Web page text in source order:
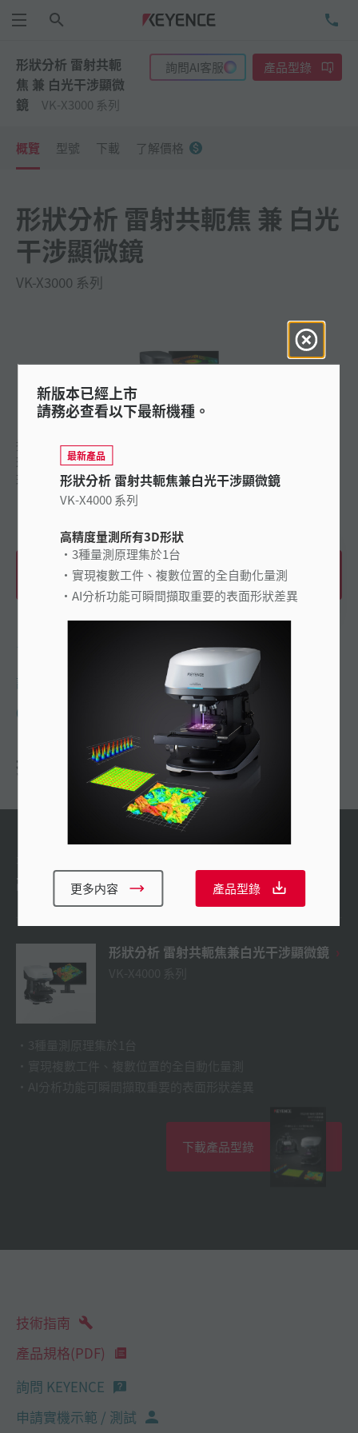
功能表
形狀分析 雷射共軛
焦 兼 白光干涉顯微
鏡
VK-X3000 系列
詢問AI客服 產品型錄
概覽 型號 下載 了解價格
形狀分析 雷射共軛焦 兼 白光
干涉顯微鏡
VK-X3000 系列
採用雷射共軛焦、白光干涉、Focus Variation 3種不同掃描原
理的「三重掃描方式」。以高精度量測、分析各種目標物。實
現最高解析度0.01 nm，奈米等級微小形狀...查看更多
下載產品型錄
詢問 KEYENCE
0800-010-898
推薦
高精度量測所有3D形狀
形狀分析 雷射共軛焦兼白光干涉顯微鏡
下載產品型錄
技術指南
產品規格(PDF)
詢問 KEYENCE
申請實機示範 / 測試
新版本已經上市
請務必查看以下最新機種。
最新產品
形狀分析 雷射共軛焦兼白光干涉顯微鏡
VK-X4000 系列
高精度量測所有3D形狀
3種量測原理集於1台
實現複數工件、複數位置的全自動化量測
AI分析功能可瞬間擷取重要的表面形狀差異
更多内容 產品型錄